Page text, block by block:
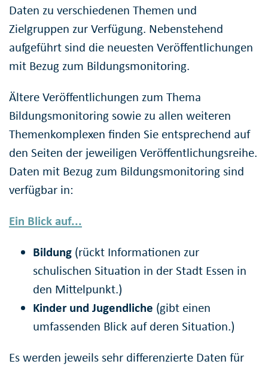
Daten zu verschiedenen Themen und
Zielgruppen zur Verfügung. Nebenstehend
aufgeführt sind die neuesten Veröffentlichungen
mit Bezug zum Bildungsmonitoring.
Ältere Veröffentlichungen zum Thema
Bildungsmonitoring sowie zu allen weiteren
Themenkomplexen finden Sie entsprechend auf
den Seiten der jeweiligen Veröffentlichungsreihe.
Daten mit Bezug zum Bildungsmonitoring sind
verfügbar in:
Ein Blick auf...
Bildung (rückt Informationen zur
schulischen Situation in der Stadt Essen in
den Mittelpunkt.)
Kinder und Jugendliche (gibt einen
umfassenden Blick auf deren Situation.)
Es werden jeweils sehr differenzierte Daten für